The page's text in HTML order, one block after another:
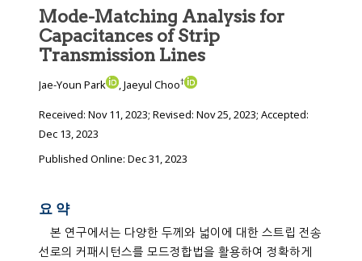
Mode-Matching Analysis for
Capacitances of Strip
Transmission Lines
Jae-Youn Park , Jaeyul Choo†
Received: Nov 11, 2023; Revised: Nov 25, 2023; Accepted:
Dec 13, 2023
Published Online: Dec 31, 2023
요 약
본 연구에서는 다양한 두께와 넓이에 대한 스트립 전송
선로의 커패시턴스를 모드정합법을 활용하여 정확하게